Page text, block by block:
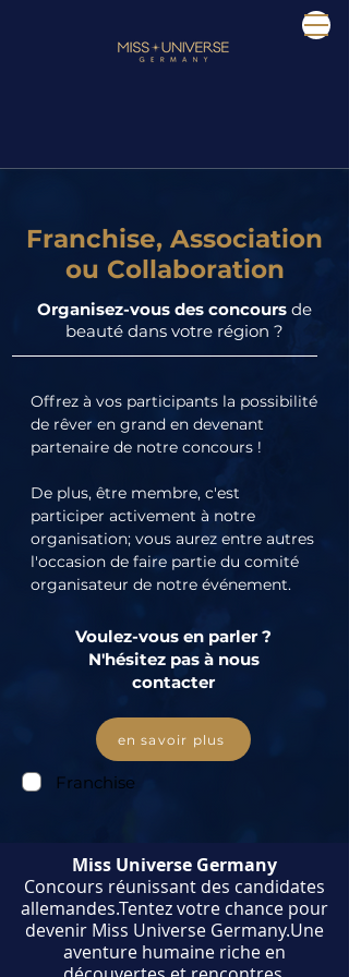
Franchise, Association
ou Collaboration
Organisez-vous des concours de
beauté dans votre région ?
Offrez à vos participants la possibilité
de rêver en grand en devenant
partenaire de notre concours !
De plus, être membre, c'est
participer activement à notre
organisation; vous aurez entre autres
l'occasion de faire partie du comité
organisateur de notre événement.
Voulez-vous en parler ?
N'hésitez pas à nous
contacter
en savoir plus
Franchise
Miss Universe Germany
​Concours réunissant des candidates
allemandes.Tentez votre chance pour
devenir Miss Universe Germany.Une
aventure humaine riche en